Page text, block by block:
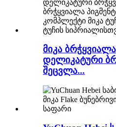
მიკა
დელიკატური
შეცვლა...